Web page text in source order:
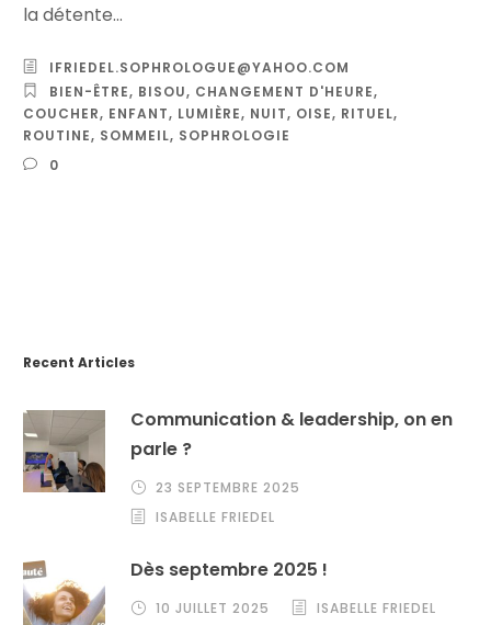
la détente...
IFRIEDEL.SOPHROLOGUE@YAHOO.COM
BIEN-ÊTRE, BISOU, CHANGEMENT D'HEURE,
COUCHER, ENFANT, LUMIÈRE, NUIT, OISE, RITUEL,
ROUTINE, SOMMEIL, SOPHROLOGIE
0
Recent Articles
Communication & leadership, on en
parle ?
23 SEPTEMBRE 2025
ISABELLE FRIEDEL
Dès septembre 2025 !
10 JUILLET 2025 ISABELLE FRIEDEL